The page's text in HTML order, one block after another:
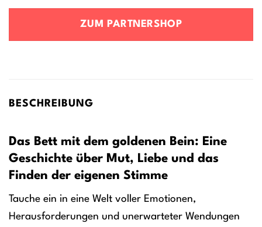
ZUM PARTNERSHOP
BESCHREIBUNG
Das Bett mit dem goldenen Bein: Eine
Geschichte über Mut, Liebe und das
Finden der eigenen Stimme
Tauche ein in eine Welt voller Emotionen,
Herausforderungen und unerwarteter Wendungen